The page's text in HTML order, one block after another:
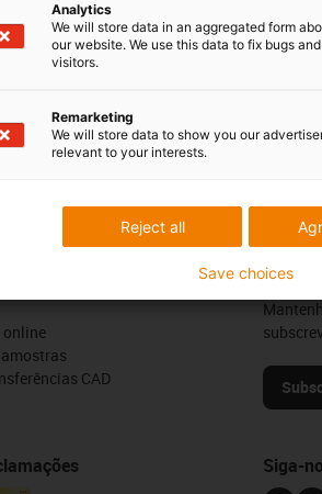
email
online
CAD
Siga-
Analytics
We will store data in an aggregated form
our website. We use this data to fix bugs
visitors.
Remarketing
We will store data to show you our
relevant to your interests.
Reject all
Save choices